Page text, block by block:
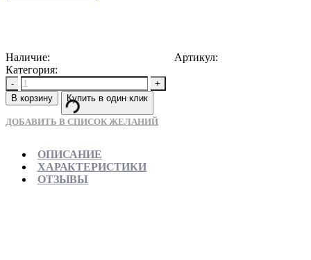
Наличие: Артикул:
Категория:
-
+
В корзину
Купить в один клик
ДОБАВИТЬ В СПИСОК ЖЕЛАНИЙ
ОПИСАНИЕ
ХАРАКТЕРИСТИКИ
ОТЗЫВЫ